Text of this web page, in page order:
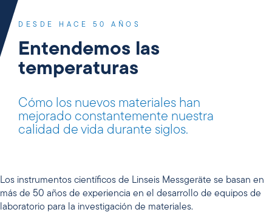
DESDE HACE 50 AÑOS
Entendemos las
temperaturas
Cómo los nuevos materiales han
mejorado constantemente nuestra
calidad de vida durante siglos.
Los instrumentos científicos de Linseis Messgeräte se basan en
más de 50 años de experiencia en el desarrollo de equipos de
laboratorio para la investigación de materiales.